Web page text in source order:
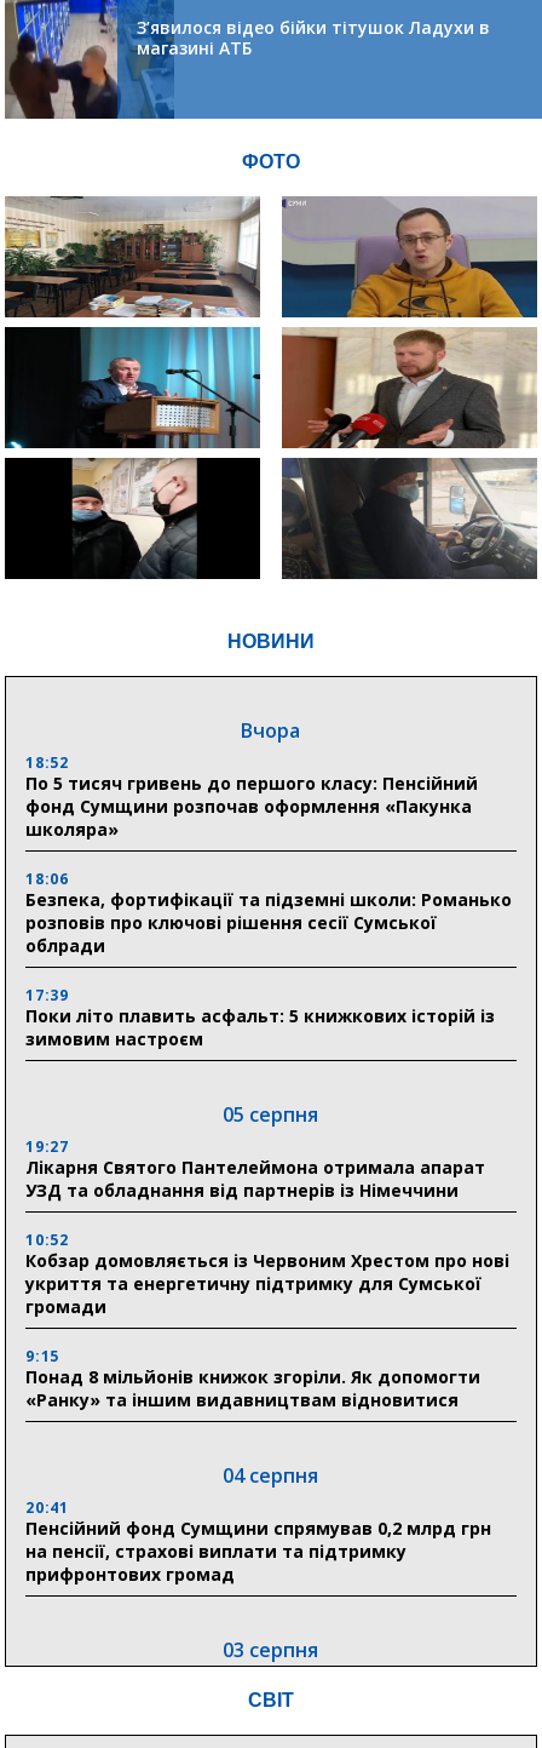
НОВИНИ
Вчора
18:52
По 5 тисяч гривень до першого класу: Пенсійний
фонд Сумщини розпочав оформлення «Пакунка
школяра»
18:06
Безпека, фортифікації та підземні школи: Романько
розповів про ключові рішення сесії Сумської
облради
17:39
Поки літо плавить асфальт: 5 книжкових історій із
зимовим настроєм
05 серпня
19:27
Лікарня Святого Пантелеймона отримала апарат
УЗД та обладнання від партнерів із Німеччини
10:52
Кобзар домовляється із Червоним Хрестом про нові
укриття та енергетичну підтримку для Сумської
громади
9:15
Понад 8 мільйонів книжок згоріли. Як допомогти
«Ранку» та іншим видавництвам відновитися
04 серпня
20:41
Пенсійний фонд Сумщини спрямував 0,2 млрд грн
на пенсії, страхові виплати та підтримку
прифронтових громад
03 серпня
Романько розширює програму відпочинку дітей із
З’явилося відео бійки тітушок Ладухи в
магазині АТБ
ФОТО
СВІТ